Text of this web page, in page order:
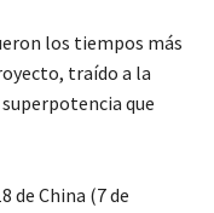
los tiempos más
traído a la
que
de China (7 de